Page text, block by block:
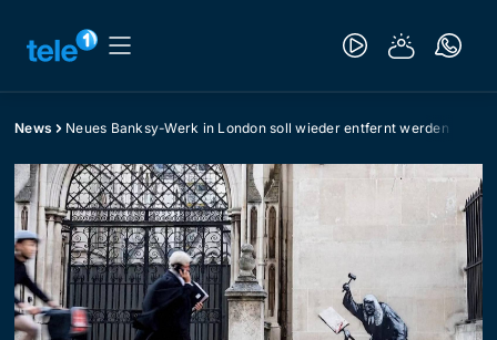
News Neues Banksy-Werk in London soll wieder entfernt werden